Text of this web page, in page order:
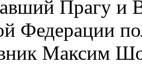
Прагу и
Федерации
Максим